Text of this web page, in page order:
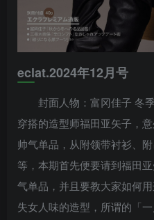
eclat.2024年12月号
封面人物：富冈佳子 冬
穿搭的造型师福田亚矢子，
帅气单品，从附领带衬衫、
等，本期首先便要请到福田
气单品，并且要教大家如何
失女人味的造型，所谓的「